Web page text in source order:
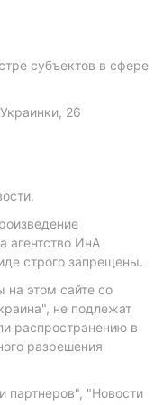
субъектов в сфере
26
агентство ИнА
строго запрещены.
этом сайте со
не подлежат
распространению в
разрешения
партнеров", "Новости